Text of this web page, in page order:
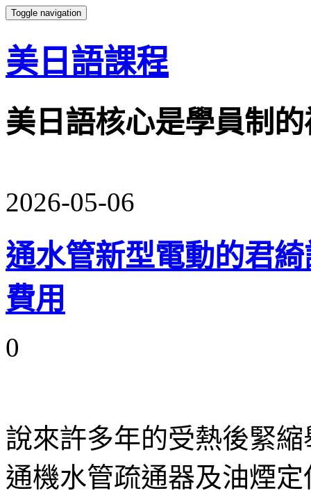
Toggle navigation
美日語課程
美日語核心是學員制
2026-05-06
通水管新型電動的君
費用
0
說來許多年的受熱後緊縮
通機水管疏通器及油煙